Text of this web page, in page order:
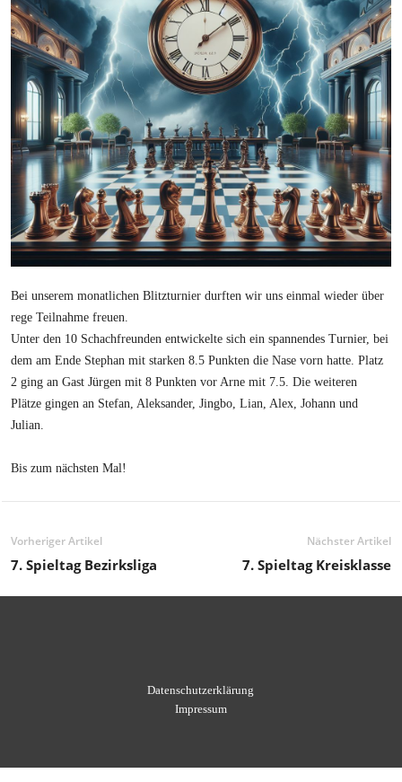
Bei unserem monatlichen Blitzturnier durften wir uns einmal wieder über
rege Teilnahme freuen.
Unter den 10 Schachfreunden entwickelte sich ein spannendes Turnier, bei
dem am Ende Stephan mit starken 8.5 Punkten die Nase vorn hatte. Platz
2 ging an Gast Jürgen mit 8 Punkten vor Arne mit 7.5. Die weiteren
Plätze gingen an Stefan, Aleksander, Jingbo, Lian, Alex, Johann und
Julian.
Bis zum nächsten Mal!
Vorheriger Artikel
7. Spieltag Bezirksliga
Nächster Artikel
7. Spieltag Kreisklasse
Datenschutzerklärung
Impressum